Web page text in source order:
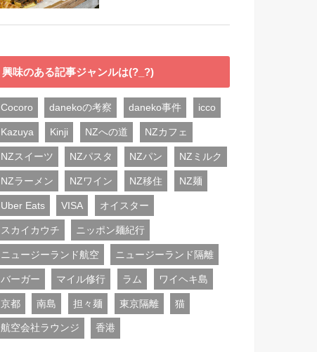
興味のある記事ジャンルは(?_?)
Cocoro danekoの考察 daneko事件 icco
Kazuya Kinji NZへの道 NZカフェ
NZスイーツ NZパスタ NZパン NZミルク
NZラーメン NZワイン NZ移住 NZ麺
Uber Eats VISA オイスター
スカイカウチ ニッポン麺紀行
ニュージーランド航空 ニュージーランド隔離
バーガー マイル修行 ラム ワイヘキ島
京都 南島 担々麺 東京隔離 猫
航空会社ラウンジ 香港